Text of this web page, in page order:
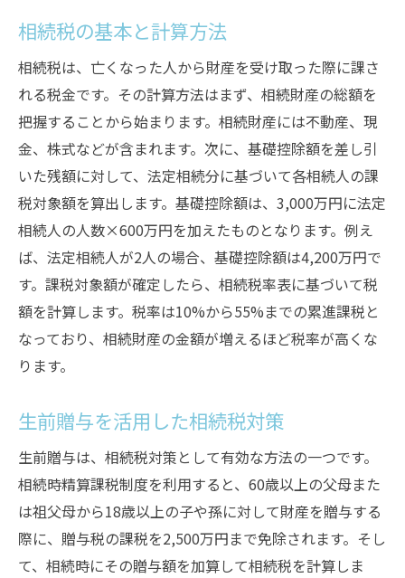
相続税の基本と計算方法
相続税は、亡くなった人から財産を受け取った際に課さ
れる税金です。その計算方法はまず、相続財産の総額を
把握することから始まります。相続財産には不動産、現
金、株式などが含まれます。次に、基礎控除額を差し引
いた残額に対して、法定相続分に基づいて各相続人の課
税対象額を算出します。基礎控除額は、3,000万円に法定
相続人の人数×600万円を加えたものとなります。例え
ば、法定相続人が2人の場合、基礎控除額は4,200万円で
す。課税対象額が確定したら、相続税率表に基づいて税
額を計算します。税率は10%から55%までの累進課税と
なっており、相続財産の金額が増えるほど税率が高くな
ります。
生前贈与を活用した相続税対策
生前贈与は、相続税対策として有効な方法の一つです。
相続時精算課税制度を利用すると、60歳以上の父母また
は祖父母から18歳以上の子や孫に対して財産を贈与する
際に、贈与税の課税を2,500万円まで免除されます。そし
て、相続時にその贈与額を加算して相続税を計算しま